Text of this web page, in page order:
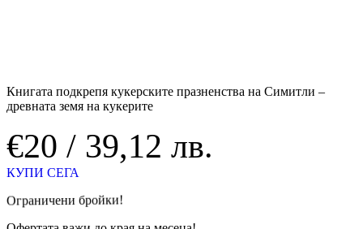
Книгата подкрепя кукерските празненства на Симитли –
древната земя на кукерите
€20 / 39,12 лв.
КУПИ СЕГА
Ограничени бройки!